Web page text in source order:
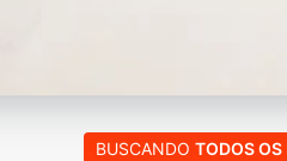
BUSCANDO TODOS OS